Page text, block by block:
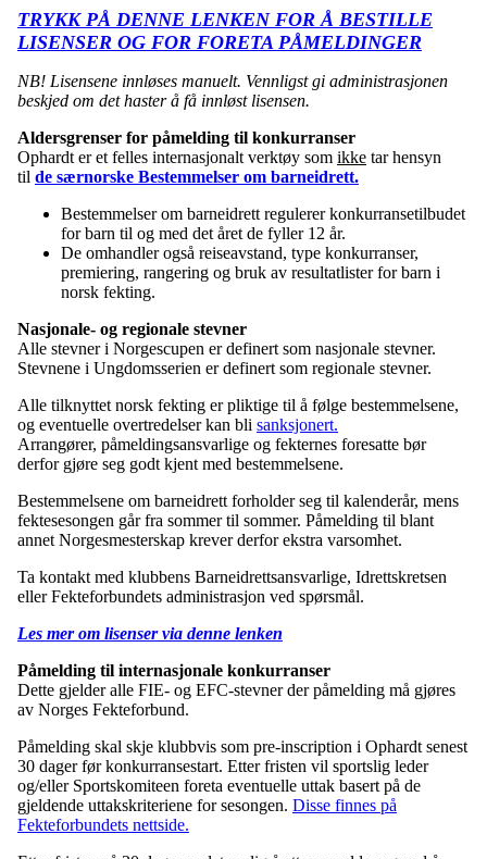
TRYKK PÅ DENNE LENKEN FOR Å BESTILLE
LISENSER OG FOR FORETA PÅMELDINGER
NB! Lisensene innløses manuelt. Vennligst gi administrasjonen
beskjed om det haster å få innløst lisensen.
Aldersgrenser for påmelding til konkurranser
Ophardt er et felles internasjonalt verktøy som ikke tar hensyn
til de særnorske Bestemmelser om barneidrett.
Bestemmelser om barneidrett regulerer konkurransetilbudet
for barn til og med det året de fyller 12 år.
De omhandler også reiseavstand, type konkurranser,
premiering, rangering og bruk av resultatlister for barn i
norsk fekting.
Nasjonale- og regionale stevner
Alle stevner i Norgescupen er definert som nasjonale stevner.
Stevnene i Ungdomsserien er definert som regionale stevner.
Alle tilknyttet norsk fekting er pliktige til å følge bestemmelsene,
og eventuelle overtredelser kan bli sanksjonert.
Arrangører, påmeldingsansvarlige og fekternes foresatte bør
derfor gjøre seg godt kjent med bestemmelsene.
Bestemmelsene om barneidrett forholder seg til kalenderår, mens
fektesesongen går fra sommer til sommer. Påmelding til blant
annet Norgesmesterskap krever derfor ekstra varsomhet.
Ta kontakt med klubbens Barneidrettsansvarlige, Idrettskretsen
eller Fekteforbundets administrasjon ved spørsmål.
Les mer om lisenser via denne lenken
Påmelding til internasjonale konkurranser
Dette gjelder alle FIE- og EFC-stevner der påmelding må gjøres
av Norges Fekteforbund.
Påmelding skal skje klubbvis som pre-inscription i Ophardt senest
30 dager før konkurransestart. Etter fristen vil sportslig leder
og/eller Sportskomiteen foreta eventuelle uttak basert på de
gjeldende uttakskriteriene for sesongen. Disse finnes på
Fekteforbundets nettside.